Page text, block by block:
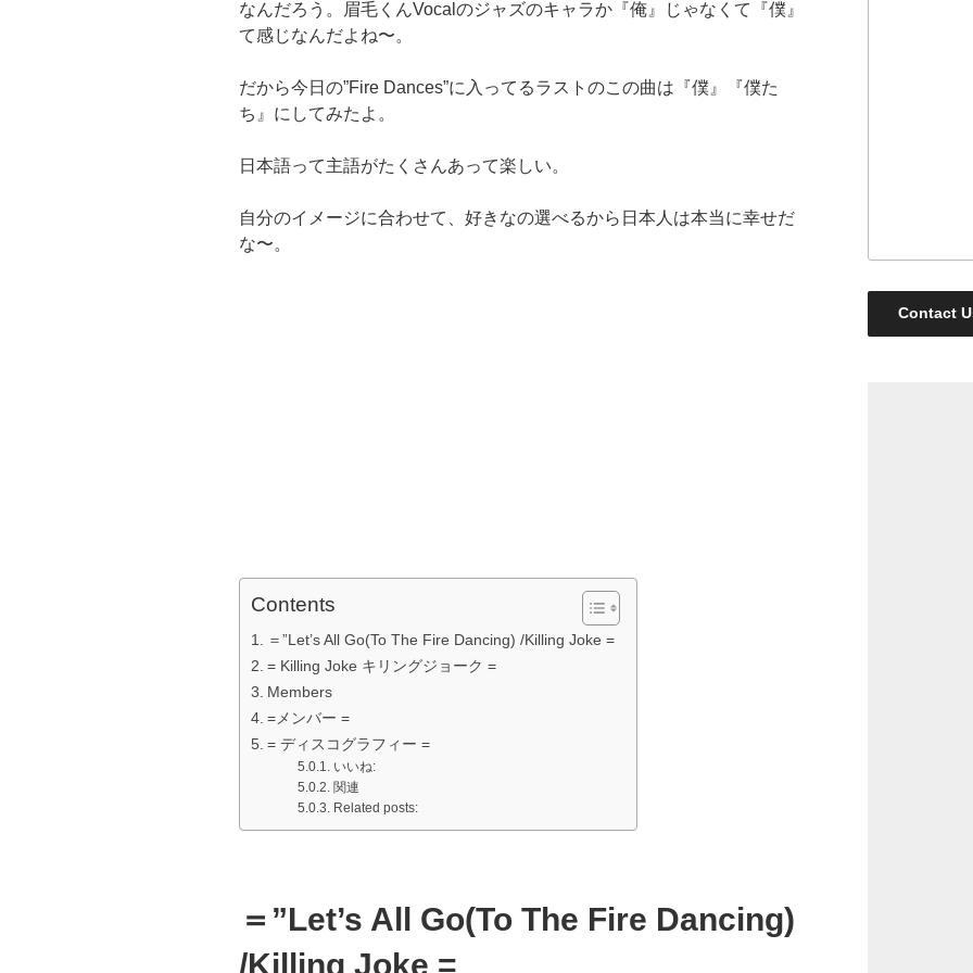
なんだろう。眉毛くんVocalのジャズのキャラか『俺』じゃなくて『僕』
て感じなんだよね〜。
だから今日の”Fire Dances”に入ってるラストのこの曲は『僕』『僕た
ち』にしてみたよ。
日本語って主語がたくさんあって楽しい。
自分のイメージに合わせて、好きなの選べるから日本人は本当に幸せだ
な〜。
Contents
＝”Let’s All Go(To The Fire Dancing) /Killing Joke =
= Killing Joke キリングジョーク =
Members
=メンバー =
= ディスコグラフィー =
いいね:
関連
Related posts:
＝”Let’s All Go(To The Fire Dancing)
/Killing Joke =
Contact